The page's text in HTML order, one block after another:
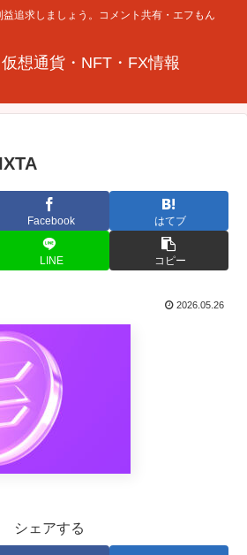
追求しましょう。コメント共有・エフもん
想通貨・NFT・FX情報
Facebook はてブ
LINE コピー
2026.05.26
シェアする